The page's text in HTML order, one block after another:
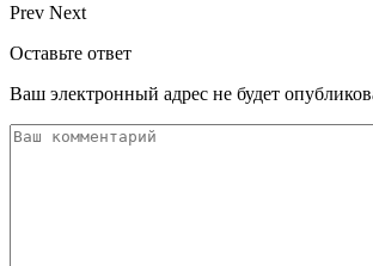
Prev Next
Оставьте ответ
Ваш электронный адрес не будет